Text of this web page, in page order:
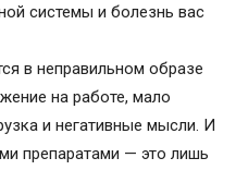
системы и болезнь вас
в неправильном образе
на работе, мало
и негативные мысли. И
препаратами — это лишь